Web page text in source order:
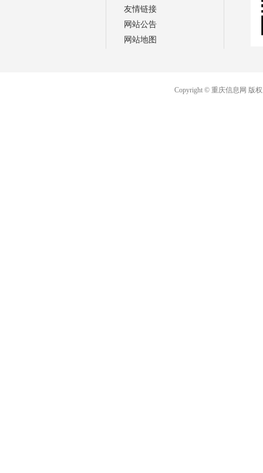
友情链接
网站公告
网站地图
Copyright © 重庆信息网 版